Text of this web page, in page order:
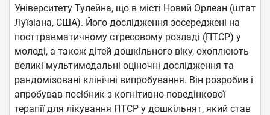
Університету Тулейна, що в місті Новий Орлеан (штат
Луїзіана, США). Його дослідження зосереджені на
посттравматичному стресовому розладі (ПТСР) у
молоді, а також дітей дошкільного віку, охоплюють
великі мультимодальні оціночні дослідження та
рандомізовані клінічні випробування. Він розробив і
апробував посібник з когнітивно-поведінкової
терапії для лікування ПТСР у дошкільнят, який став